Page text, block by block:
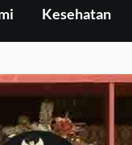
Kesehatan